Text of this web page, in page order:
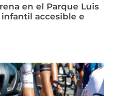
en el Parque Luis
accesible e